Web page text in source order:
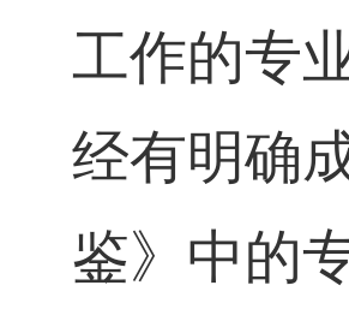
工作的专
经有明确
鉴》中的